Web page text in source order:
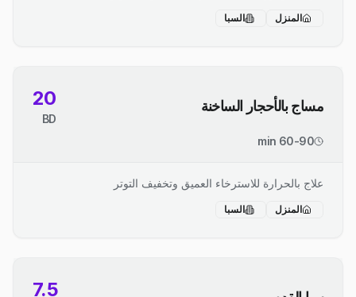
المنزل السبا
مساج بالأحجار الساخنة 20
BD
60-90 min
علاج بالحرارة للاسترخاء العميق وتخفيف التوتر
المنزل السبا
7.5